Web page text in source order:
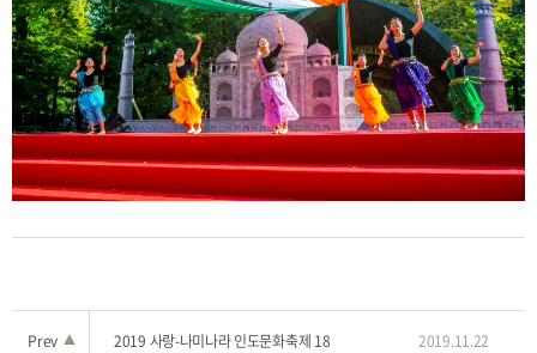
Prev ▲ 2019 사랑-나미나라 인도문화축제 18 2019.11.22